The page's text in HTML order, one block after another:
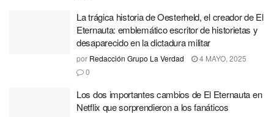
La trágica historia de Oesterheld, el creador de El
Eternauta: emblemático escritor de historietas y
desaparecido en la dictadura militar
por Redacción Grupo La Verdad
4 MAYO, 2025
0
Los dos importantes cambios de El Eternauta en
Netflix que sorprendieron a los fanáticos